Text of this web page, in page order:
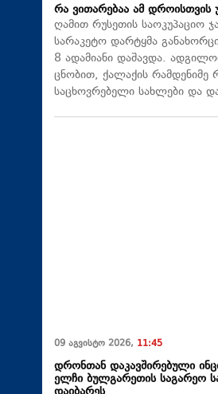
რა ვითარებაა ამ დროისთვის
ღამით რუსეთის საოკუპაციო
სარაკეტო დარტყმა
8 ადამიანი დაშავდა.
ცნობით, ქალაქის რამდენიმე
საცხოვრებელი სახლები და
09 აგვისტო 2026, 11:45
დრონთან დაკავშირებული
ელჩი ბულგარეთის საგარეო